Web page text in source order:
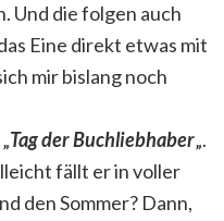
Und die folgen auch
Eine direkt etwas mit
mir bislang noch
Tag der Buchliebhaber„.
fällt er in voller
den Sommer? Dann,